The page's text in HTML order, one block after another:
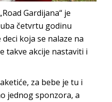
Gardijana“ je
četvrtu godinu
koja se nalaze na
takve akcije nastaviti i
za bebe je tu i
jednog sponzora, a